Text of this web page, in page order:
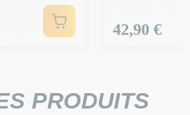
Prix
42,90 €
PRODUITS